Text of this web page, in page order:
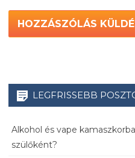
LEGFRISSEBB
Alkohol és vape
szülőként?